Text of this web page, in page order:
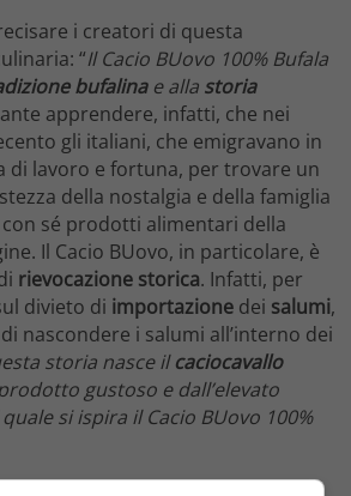
i creatori di questa
“Il Cacio BUovo 100% Bufala
bufalinae alla storia
apprendere, infatti, che nei
gli italiani, che emigravano in
di lavoro e fortuna, per trovare un
della nostalgia e della famiglia
sé prodotti alimentari della
Il Cacio BUovo, in particolare, è
rievocazione storica. Infatti, per
divieto di importazione dei salumi,
nascondere i salumi all’interno dei
storia nasce ilcaciocavallo
gustoso e dall’elevato
si ispira il Cacio BUovo 100%